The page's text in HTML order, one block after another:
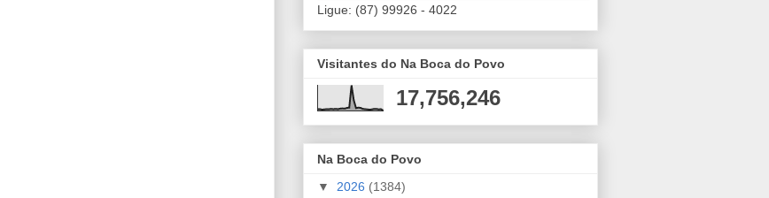
Ligue: (87) 99926 - 4022
Visitantes do Na Boca do Povo
17,756,246
Na Boca do Povo
▼ 2026 (1384)